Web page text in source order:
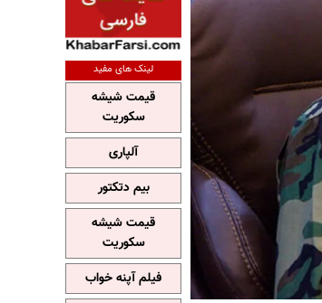
لینک های مفید
قیمت شیشه
سکوریت
آلپاری
بیم دتکتور
قیمت شیشه
سکوریت
فیلم آپنه خواب